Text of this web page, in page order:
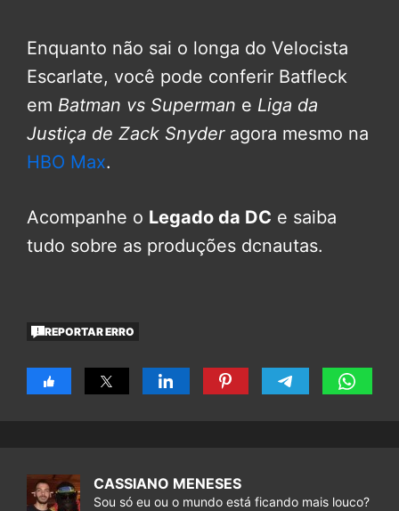
Enquanto não sai o longa do Velocista
Escarlate, você pode conferir Batfleck
em Batman vs Superman e Liga da
Justiça de Zack Snyderagora mesmo na
HBO Max.
Acompanhe o Legado da DC e saiba
tudo sobre as produções dcnautas.
REPORTAR ERRO
CASSIANO MENESES
Sou só eu ou o mundo está ficando mais louco?